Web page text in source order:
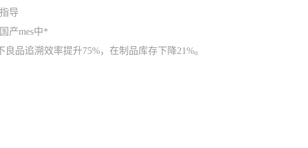
导
产mes中*
品追溯效率提升75%，在制品库存下降21%。